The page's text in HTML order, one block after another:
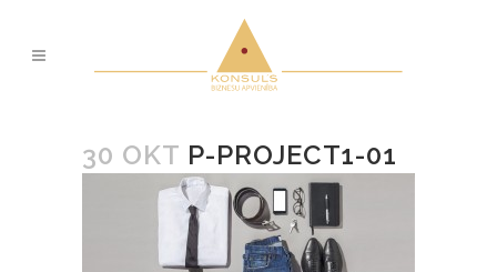
30 OKT P-PROJECT1-01